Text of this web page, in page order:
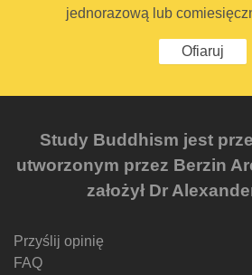
jednorazową lub
Ofiaruj
Study Buddhism jest
utworzonym przez Berzin
założył Dr
Przyślij opinię
FAQ